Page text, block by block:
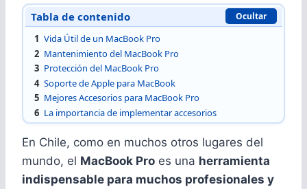
Tabla de contenido Ocultar
1 Vida Útil de un MacBook Pro
2 Mantenimiento del MacBook Pro
3 Protección del MacBook Pro
4 Soporte de Apple para MacBook
5 Mejores Accesorios para MacBook Pro
6 La importancia de implementar accesorios
En Chile, como en muchos otros lugares del
mundo, el MacBook Pro es una herramienta
indispensable para muchos profesionales y